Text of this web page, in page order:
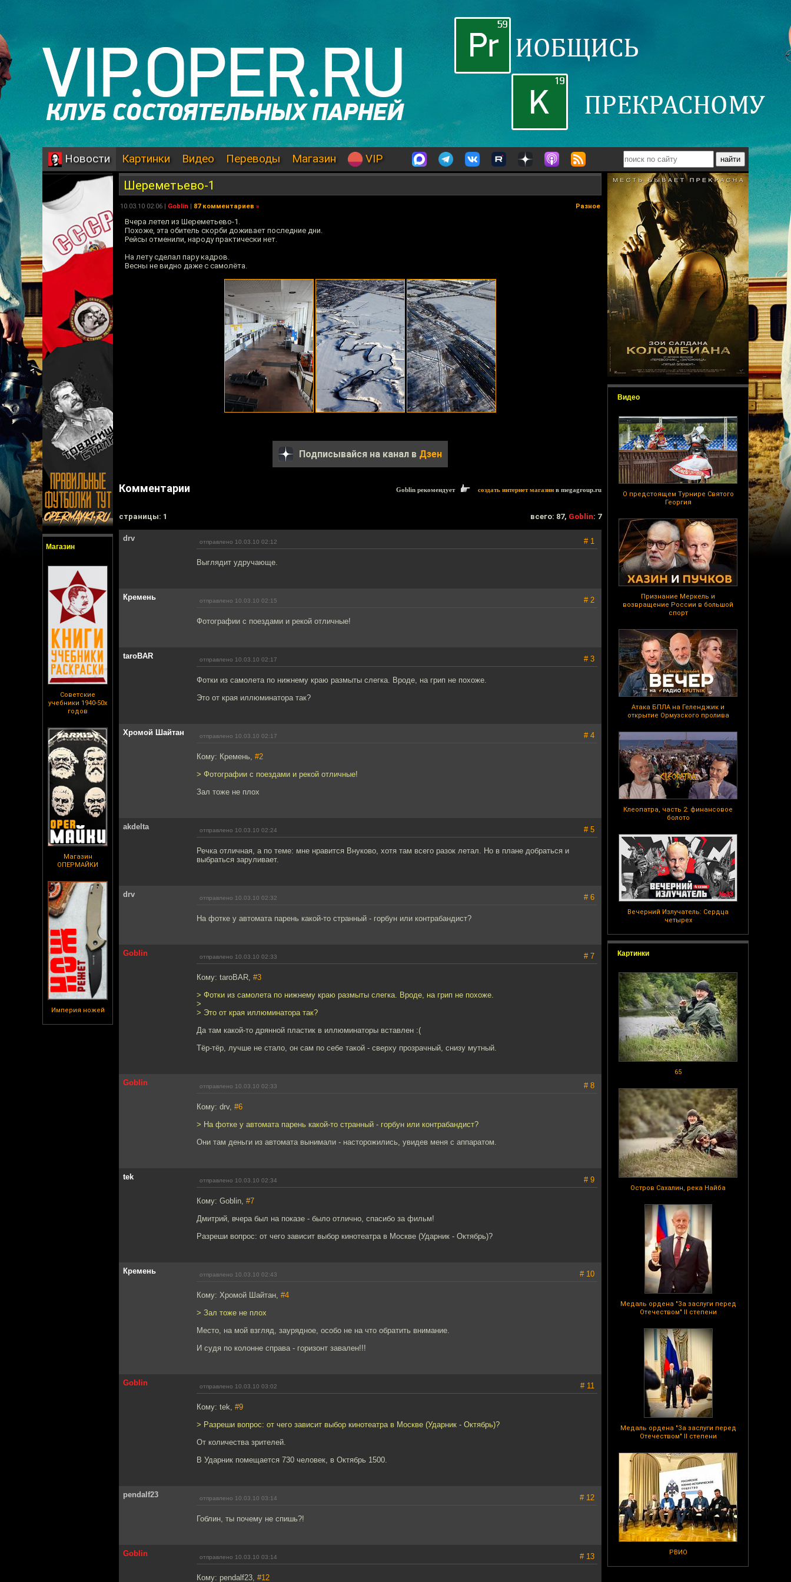
Новости Картинки Видео Переводы Магазин VIP
Магазин
Советские
учебники 1940-50х
годов
Магазин
ОПЕРМАЙКИ
Империя ножей
Видео
О предстоящем Турнире Святого
Георгия
Признание Меркель и
возвращение России в большой
спорт
Атака БПЛА на Геленджик и
открытие Ормузского пролива
Клеопатра, часть 2: финансовое
болото
Вечерний Излучатель: Сердца
четырех
Картинки
65
Остров Сахалин, река Найба
Медаль ордена "За заслуги перед
Отечеством" II степени
Медаль ордена "За заслуги перед
Отечеством" II степени
РВИО
Шереметьево-1
10.03.10 02:06 | Goblin | 87 комментариев » Разное
Вчера летел из Шереметьево-1.
Похоже, эта обитель скорби доживает последние дни.
Рейсы отменили, народу практически нет.
На лету сделал пару кадров.
Весны не видно даже с самолёта.
Подписывайся на канал в Дзен
Комментарии Goblin рекомендует создать интернет магазин в megagroup.ru
cтраницы: 1 всего: 87, Goblin: 7
drv отправлено 10.03.10 02:12 # 1
Выглядит удручающе.
Кремень отправлено 10.03.10 02:15 # 2
Фотографии с поездами и рекой отличные!
taroBAR отправлено 10.03.10 02:17 # 3
Фотки из самолета по нижнему краю размыты слегка. Вроде, на грип не похоже.
Это от края иллюминатора так?
Хромой Шайтан отправлено 10.03.10 02:17 # 4
Кому: Кремень, #2
> Фотографии с поездами и рекой отличные!
Зал тоже не плох
akdelta отправлено 10.03.10 02:24 # 5
Речка отличная, а по теме: мне нравится Внуково, хотя там всего разок летал. Но в плане добраться и
выбраться заруливает.
drv отправлено 10.03.10 02:32 # 6
На фотке у автомата парень какой-то странный - горбун или контрабандист?
Goblin отправлено 10.03.10 02:33 # 7
Кому: taroBAR, #3
> Фотки из самолета по нижнему краю размыты слегка. Вроде, на грип не похоже.
>
> Это от края иллюминатора так?
Да там какой-то дрянной пластик в иллюминаторы вставлен :(
Тёр-тёр, лучше не стало, он сам по себе такой - сверху прозрачный, снизу мутный.
Goblin отправлено 10.03.10 02:33 # 8
Кому: drv, #6
> На фотке у автомата парень какой-то странный - горбун или контрабандист?
Они там деньги из автомата вынимали - насторожились, увидев меня с аппаратом.
tek отправлено 10.03.10 02:34 # 9
Кому: Goblin, #7
Дмитрий, вчера был на показе - было отлично, спасибо за фильм!
Разреши вопрос: от чего зависит выбор кинотеатра в Москве (Ударник - Октябрь)?
Кремень отправлено 10.03.10 02:43 # 10
Кому: Хромой Шайтан, #4
> Зал тоже не плох
Место, на мой взгляд, заурядное, особо не на что обратить внимание.
И судя по колонне справа - горизонт завален!!!
Goblin отправлено 10.03.10 03:02 # 11
Кому: tek, #9
> Разреши вопрос: от чего зависит выбор кинотеатра в Москве (Ударник - Октябрь)?
От количества зрителей.
В Ударник помещается 730 человек, в Октябрь 1500.
pendalf23 отправлено 10.03.10 03:14 # 12
Гоблин, ты почему не спишь?!
Goblin отправлено 10.03.10 03:14 # 13
Кому: pendalf23, #12